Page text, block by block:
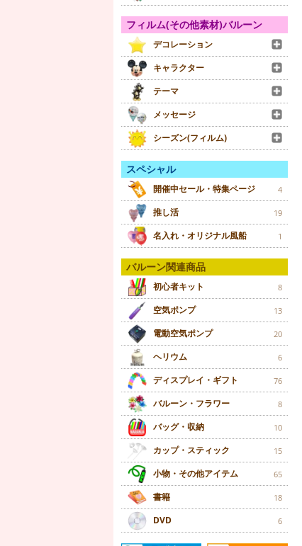
フィルム(その他素材)バルーン
デコレーション
キャラクター
テーマ
メッセージ
シーズン(フィルム)
スペシャル
開催中セール・特集ページ 4
推し活 19
名入れ・オリジナル風船 1
バルーン関連商品
初心者キット 8
空気ポンプ 13
電動空気ポンプ 20
ヘリウム 6
ディスプレイ・ギフト 76
バルーン・フラワー 8
バッグ・収納 10
カップ・スティック 15
小物・その他アイテム 65
書籍 18
DVD 6